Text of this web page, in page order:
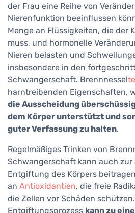
der Frau eine Reihe von
Nierenfunktion beeinflussen
Menge an Flüssigkeiten, die der
muss, und hormonelle
Nieren belasten und
insbesondere in den
Schwangerschaft. Brennnessel
harntreibenden Eigenschaften,
die Ausscheidung
dem Körper unterstützt und
guter Verfassung zu halten.
Regelmäßiges Trinken von
Schwangerschaft kann auch zur
Entgiftung des Körpers
an Antioxidantien, die freie
die Zellen vor Schäden
Entgiftungsprozess kann zu